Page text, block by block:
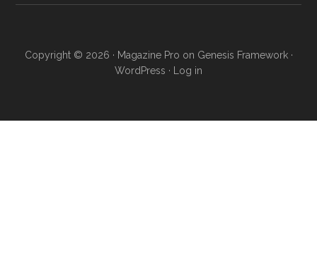
Copyright © 2026 · Magazine Pro on Genesis Framework·
WordPress · Log in